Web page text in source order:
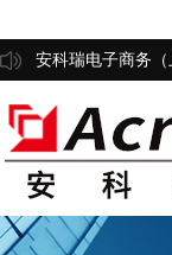
安科瑞电子商务